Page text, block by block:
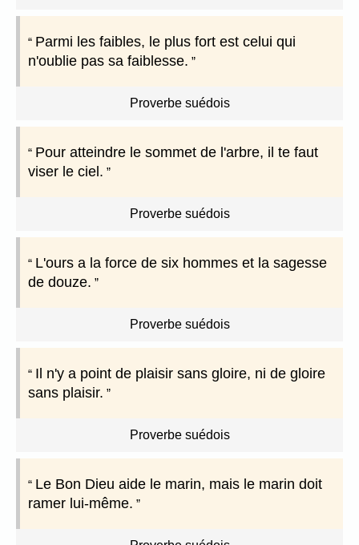
Parmi les faibles, le plus fort est celui qui
n'oublie pas sa faiblesse.
Proverbe suédois
Pour atteindre le sommet de l'arbre, il te faut
viser le ciel.
Proverbe suédois
L'ours a la force de six hommes et la sagesse
de douze.
Proverbe suédois
Il n'y a point de plaisir sans gloire, ni de gloire
sans plaisir.
Proverbe suédois
Le Bon Dieu aide le marin, mais le marin doit
ramer lui-même.